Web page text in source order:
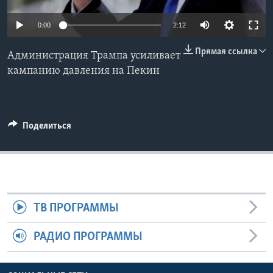
Learning English
СОЦИАЛЬНЫЕ СЕТИ
0:00 2:12
Прямая ссылка
Администрация Трампа усиливает
кампанию давления на Пекин
Поделиться
ТВ ПРОГРАММЫ
РАДИО ПРОГРАММЫ